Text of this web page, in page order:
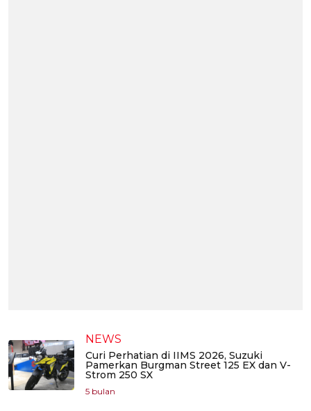
NEWS
Curi Perhatian di IIMS 2026, Suzuki
Pamerkan Burgman Street 125 EX dan V-
Strom 250 SX
5 bulan